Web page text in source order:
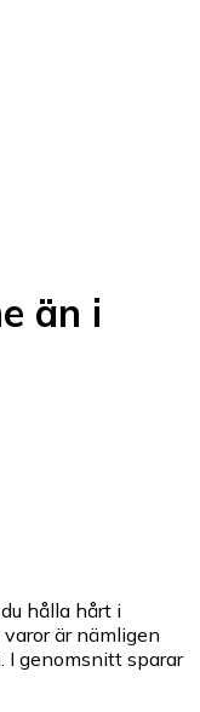
än i
hålla hårt i
är nämligen
I genomsnitt sparar